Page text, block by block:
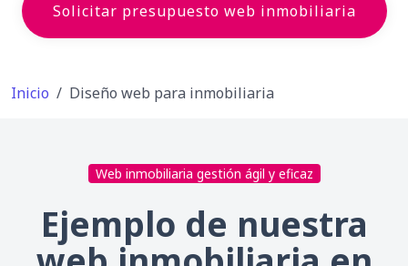
Solicitar presupuesto web inmobiliaria
Inicio Diseño web para inmobiliaria
Web inmobiliaria gestión ágil y eficaz
Ejemplo de nuestra